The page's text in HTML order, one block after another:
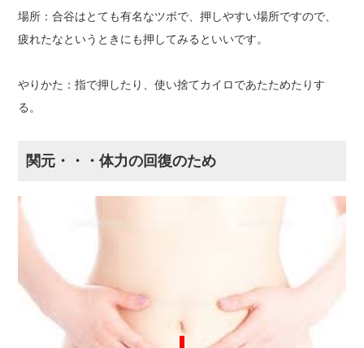
場所：合谷はとても有名なツボで、押しやすい場所ですので、
疲れたなというときにも押してみるといいです。
やりかた：指で押したり、使い捨てカイロであたためたりす
る。
関元・・・体力の回復のため